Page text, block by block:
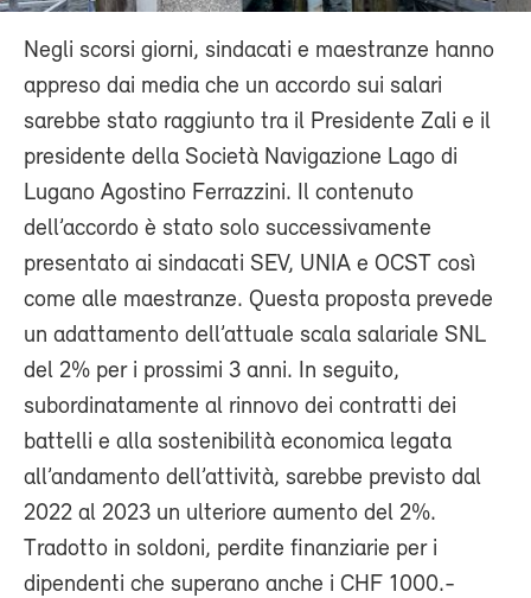
Negli scorsi giorni, sindacati e maestranze hanno
appreso dai media che un accordo sui salari
sarebbe stato raggiunto tra il Presidente Zali e il
presidente della Società Navigazione Lago di
Lugano Agostino Ferrazzini. Il contenuto
dell’accordo è stato solo successivamente
presentato ai sindacati SEV, UNIA e OCST così
come alle maestranze. Questa proposta prevede
un adattamento dell’attuale scala salariale SNL
del 2% per i prossimi 3 anni. In seguito,
subordinatamente al rinnovo dei contratti dei
battelli e alla sostenibilità economica legata
all’andamento dell’attività, sarebbe previsto dal
2022 al 2023 un ulteriore aumento del 2%.
Tradotto in soldoni, perdite finanziarie per i
dipendenti che superano anche i CHF 1000.-